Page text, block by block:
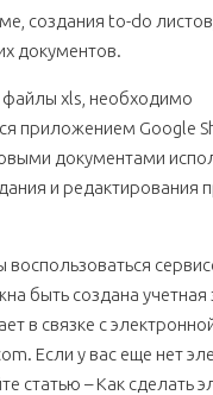
создания to-do
документов.
файлы xls, необходимо
приложением Google
документами
и редактирования
воспользоваться
быть создана учетная
в связке с
Если у вас еще нет
статью – Как сделать